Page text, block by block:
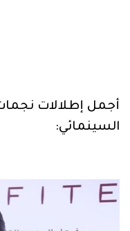
أجمل إطلالات
السينمائي: